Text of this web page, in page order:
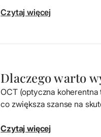
Czytaj więcej
Dlaczego warto
OCT (optyczna
co zwiększa szanse na
Czytaj więcej